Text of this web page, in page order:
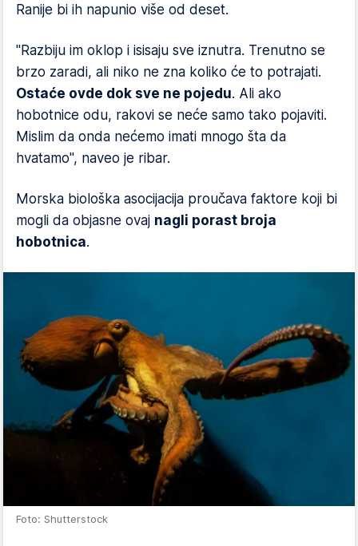
Ranije bi ih napunio više od deset.
"Razbiju im oklop i isisaju sve iznutra. Trenutno se
brzo zaradi, ali niko ne zna koliko će to potrajati.
Ostaće ovde dok sve ne pojedu. Ali ako
hobotnice odu, rakovi se neće samo tako pojaviti.
Mislim da onda nećemo imati mnogo šta da
hvatamo", naveo je ribar.
Morska biološka asocijacija proučava faktore koji bi
mogli da objasne ovaj nagli porast broja
hobotnica.
Foto: Shutterstock